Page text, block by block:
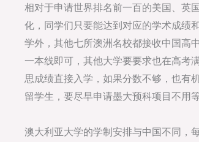
相对于申请世界排名前一百的美国、英
化，同学们只要能达到对应的学术成绩
学外，其他七所澳洲名校都接收中国高
一本线即可，其他大学要要求也在高考
思成绩直接入学，如果分数不够，也有
留学生，要尽早申请墨大预科项目不用
澳大利亚大学的学制安排与中国不同，